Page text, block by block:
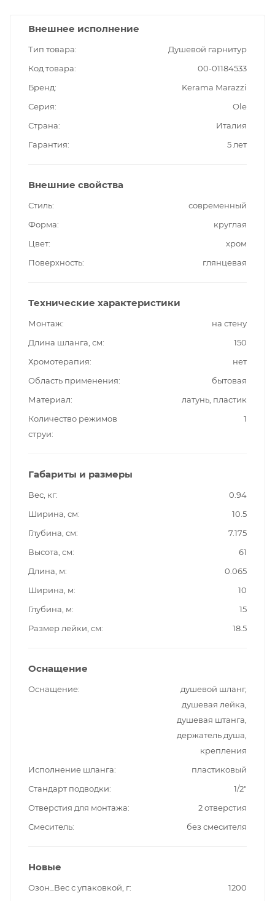
Внешнее исполнение
Тип товара
Душевой гарнитур
Код товара
00-01184533
Бренд
Kerama Marazzi
Серия
Ole
Страна
Италия
Гарантия
5 лет
Внешние свойства
Стиль
современный
Форма
круглая
Цвет
хром
Поверхность
глянцевая
Технические характеристики
Монтаж
на стену
Длина шланга, см
150
Хромотерапия
нет
Область применения
бытовая
Материал
латунь, пластик
Количество режимов
струи
1
Габариты и размеры
Вес, кг
0.94
Ширина, см
10.5
Глубина, см
7.175
Высота, см
61
Длина, м
0.065
Ширина, м
10
Глубина, м
15
Размер лейки, см
18.5
Оснащение
Оснащение
душевой шланг,
душевая лейка,
душевая штанга,
держатель душа,
крепления
Исполнение шланга
пластиковый
Стандарт подводки
1/2"
Отверстия для монтажа
2 отверстия
Смеситель
без смесителя
Новые
Озон_Вес с упаковкой, г
1200